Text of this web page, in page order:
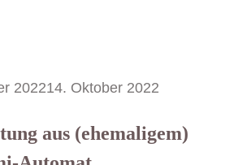
202214. Oktober 2022
aus (ehemaligem)